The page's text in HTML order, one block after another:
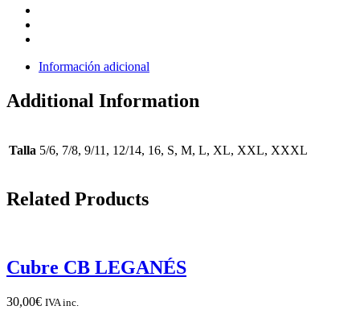
Información adicional
Additional Information
Talla 5/6, 7/8, 9/11, 12/14, 16, S, M, L, XL, XXL, XXXL
Related Products
Cubre CB LEGANÉS
30,00€ IVA inc.